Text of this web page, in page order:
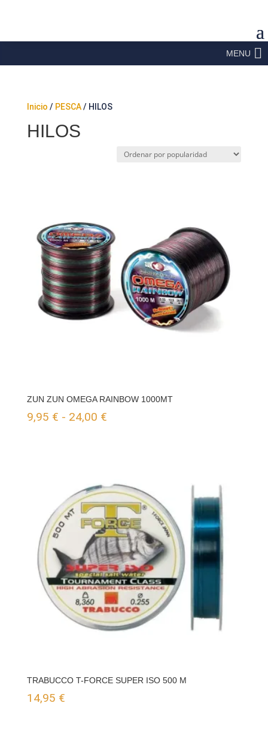
MENU
Inicio / PESCA/ HILOS
HILOS
ZUN ZUN OMEGA RAINBOW 1000MT
9,95 € - 24,00 €Rango
9,95 €
hasta
24,00 €
TRABUCCO T-FORCE SUPER ISO 500 M
14,95 €